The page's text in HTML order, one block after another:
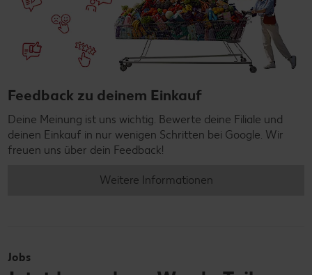
Feedback zu deinem Einkauf
Deine Meinung ist uns wichtig. Bewerte deine Filiale und
deinen Einkauf in nur wenigen Schritten bei Google. Wir
freuen uns über dein Feedback!
Weitere Informationen
Jobs